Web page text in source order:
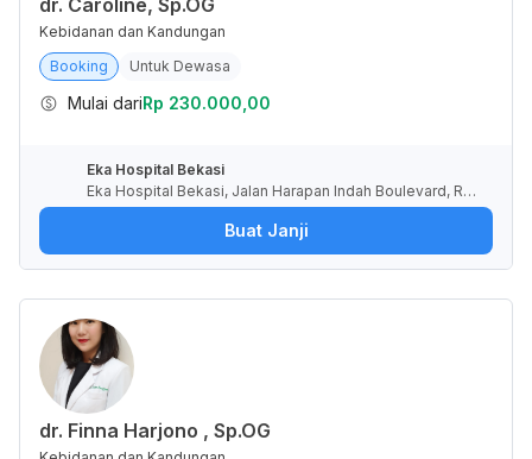
dr. Caroline, Sp.OG
Kebidanan dan Kandungan
Booking
Untuk Dewasa
Mulai dariRp 230.000,00
Eka Hospital Bekasi
Eka Hospital Bekasi, Jalan Harapan Indah Boulevard, RT.
10/RW.8, Pusaka Rakyat, Kota Bekasi, Jawa Barat, Indone
Buat Janji
dr. Finna Harjono , Sp.OG